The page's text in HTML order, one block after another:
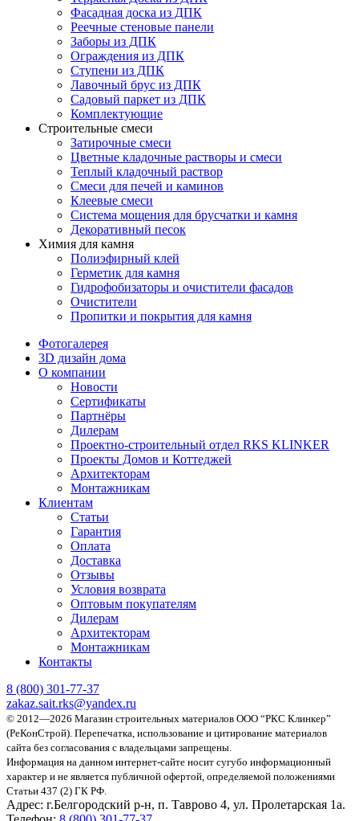
Фасадная доска из ДПК
Реечные стеновые панели
Заборы из ДПК
Ограждения из ДПК
Ступени из ДПК
Лавочный брус из ДПК
Садовый паркет из ДПК
Комплектующие
Строительные смеси
Затирочные смеси
Цветные кладочные растворы и смеси
Теплый кладочный раствор
Смеси для печей и каминов
Клеевые смеси
Система мощения для брусчатки и камня
Декоративный песок
Химия для камня
Полиэфирный клей
Герметик для камня
Гидрофобизаторы и очистители фасадов
Очистители
Пропитки и покрытия для камня
Фотогалерея
3D дизайн дома
О компании
Новости
Сертификаты
Партнёры
Дилерам
Проектно-строительный отдел RKS KLINKER
Проекты Домов и Коттеджей
Архитекторам
Монтажникам
Клиентам
Статьи
Гарантия
Оплата
Доставка
Отзывы
Условия возврата
Оптовым покупателям
Дилерам
Архитекторам
Монтажникам
Контакты
8 (800) 301-77-37
zakaz.sait.rks@yandex.ru
© 2012—2026 Магазин строительных материалов ООО “РКС Клинкер”
(РеКонСтрой). Перепечатка, использование и цитирование материалов
сайта без согласования с владельцами запрещены.
Информация на данном интернет-сайте носит сугубо информационный
характер и не является публичной офертой, определяемой положениями
Статьи 437 (2) ГК РФ.
Адрес: г.Белгородский р-н, п. Таврово 4, ул. Пролетарская 1а.